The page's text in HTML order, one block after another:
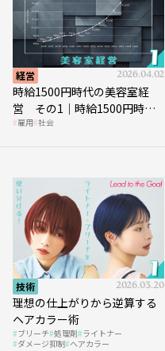
経営 2026.04.02
時給1500円時代の美容室経
営 その1｜時給1500円時代
へ向かう社会的背景
雇用 社会
技術 2026.03.20
理想の仕上がりから逆算する
ヘアカラー術
ブリーチ 処理剤 ライトナー
ダメージ抑制 ヘアカラー